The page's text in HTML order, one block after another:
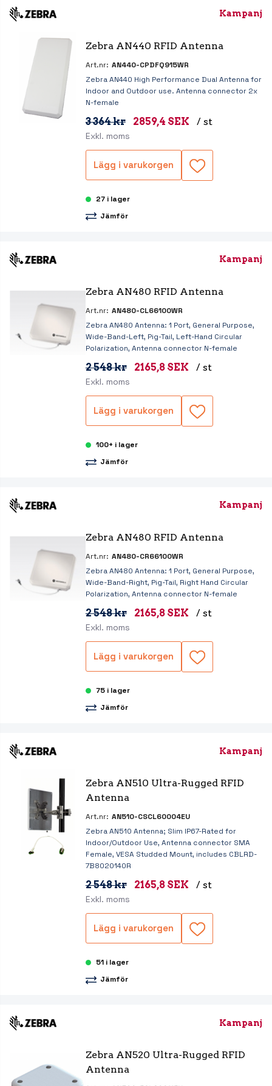
Kampanj
Zebra AN440 RFID Antenna
Art.nr: AN440-CPDFQ915WR
Zebra AN440 High Performance Dual Antenna for
Indoor and Outdoor use. Antenna connector 2x
N-female
3 364 kr 2859,4 SEK / st
Exkl. moms
Lägg i varukorgen
27 i lager
Jämför
Kampanj
Zebra AN480 RFID Antenna
Art.nr: AN480-CL66100WR
Zebra AN480 Antenna: 1 Port, General Purpose,
Wide-Band-Left, Pig-Tail, Left-Hand Circular
Polarization, Antenna connector N-female
2 548 kr 2165,8 SEK / st
Exkl. moms
Lägg i varukorgen
100+ i lager
Jämför
Kampanj
Zebra AN480 RFID Antenna
Art.nr: AN480-CR66100WR
Zebra AN480 Antenna: 1 Port, General Purpose,
Wide-Band-Right, Pig-Tail, Right Hand Circular
Polarization, Antenna connector N-female
2 548 kr 2165,8 SEK / st
Exkl. moms
Lägg i varukorgen
75 i lager
Jämför
Kampanj
Zebra AN510 Ultra-Rugged RFID
Antenna
Art.nr: AN510-CSCL60004EU
Zebra AN510 Antenna; Slim IP67-Rated for
Indoor/Outdoor Use, Antenna connector SMA
Female, VESA Studded Mount, includes CBLRD-
7B8020140R
2 548 kr 2165,8 SEK / st
Exkl. moms
Lägg i varukorgen
51 i lager
Jämför
Kampanj
Zebra AN520 Ultra-Rugged RFID
Antenna